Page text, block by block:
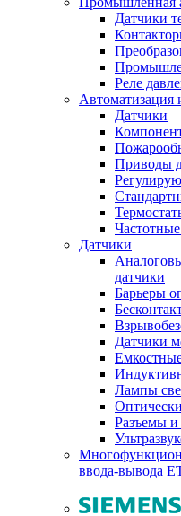
Датчики
Реле
Автоматизация
Датчики
Приводы
Датчики
датчики
Барьеры
Датчики
Лампы
Разъемы
ввода-вывода